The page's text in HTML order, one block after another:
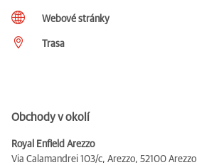
Webové stránky
Trasa
Obchody v okolí
Royal Enfield Arezzo
Via Calamandrei 103/c, Arezzo, 52100 Arezzo